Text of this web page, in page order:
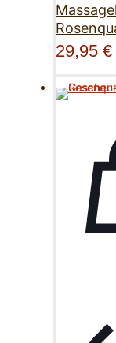
29,95 €